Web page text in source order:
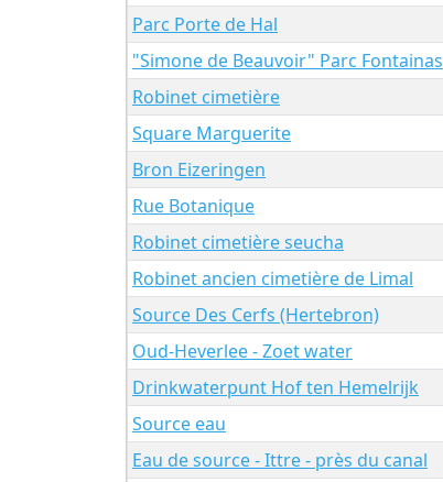
Parc Porte de Hal
"Simone de Beauvoir" Parc Fontainas
Robinet cimetière
Square Marguerite
Bron Eizeringen
Rue Botanique
Robinet cimetière seucha
Robinet ancien cimetière de Limal
Source Des Cerfs (Hertebron)
Oud-Heverlee - Zoet water
Drinkwaterpunt Hof ten Hemelrijk
Source eau
Eau de source - Ittre - près du canal